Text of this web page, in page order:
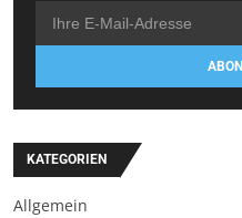
KATEGORIEN
Allgemein